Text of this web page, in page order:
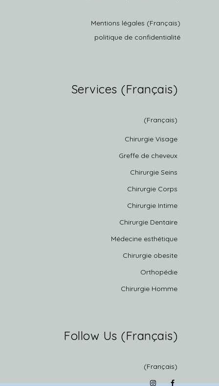
(Français) Mentions légales
politique de confidentialité
(Français) Services
(Français)
Chirurgie Visage
Greffe de cheveux
Chirurgie Seins
Chirurgie Corps
Chirurgie Intime
Chirurgie Dentaire
Médecine esthétique
Chirurgie obesite
Orthopédie
Chirurgie Homme
(Français) Follow Us
(Français)